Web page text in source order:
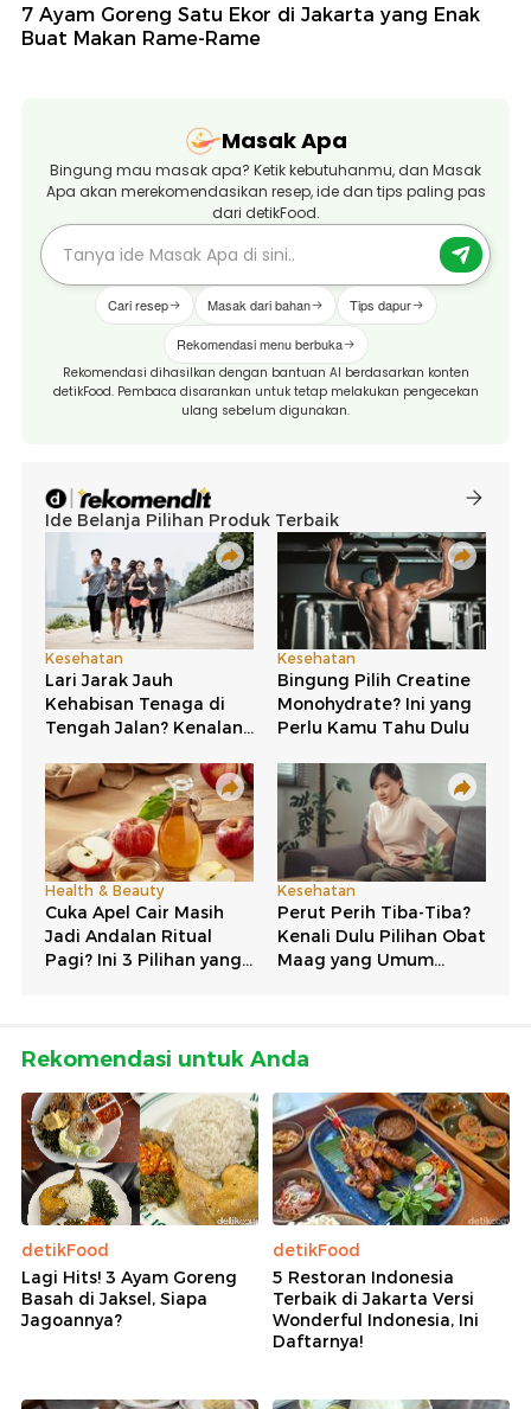
7 Ayam Goreng Satu Ekor di Jakarta yang Enak
Buat Makan Rame-Rame
Masak Apa
Bingung mau masak apa? Ketik kebutuhanmu, dan Masak
Apa akan merekomendasikan resep, ide dan tips paling pas
dari detikFood.
Cari resep Masak dari bahan Tips dapur
Rekomendasi menu berbuka
Rekomendasi dihasilkan dengan bantuan AI berdasarkan konten
detikFood. Pembaca disarankan untuk tetap melakukan pengecekan
ulang sebelum digunakan.
Rekomendasi untuk Anda
detikFood
Lagi Hits! 3 Ayam Goreng
Basah di Jaksel, Siapa
Jagoannya?
detikFood
5 Restoran Indonesia
Terbaik di Jakarta Versi
Wonderful Indonesia, Ini
Daftarnya!